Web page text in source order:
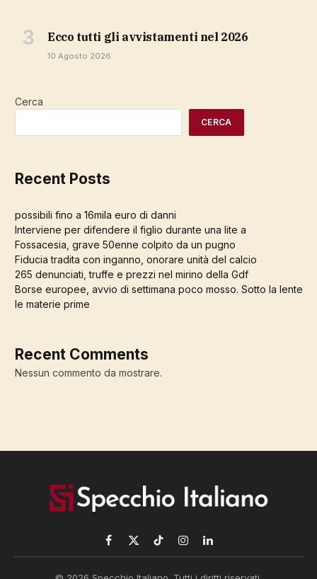
ecco tutti gli avvistamenti nel 2026
10 Agosto 2026
Cerca
CERCA
Recent Posts
possibili fino a 16mila euro di danni
Interviene per difendere il figlio durante una lite a
Fossacesia, grave 50enne colpito da un pugno
Fiducia tradita con inganno, onorare unità del calcio
265 denunciati, truffe e prezzi nel mirino della Gdf
Borse europee, avvio di settimana poco mosso. Sotto la lente
le materie prime
Recent Comments
Nessun commento da mostrare.
Facebook
X
TikTokInstagramLinkedIn